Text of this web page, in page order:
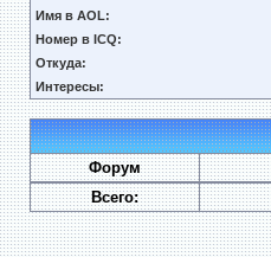
Имя в AOL:
Номер в ICQ:
Откуда:
Интересы:
Форум
Всего: